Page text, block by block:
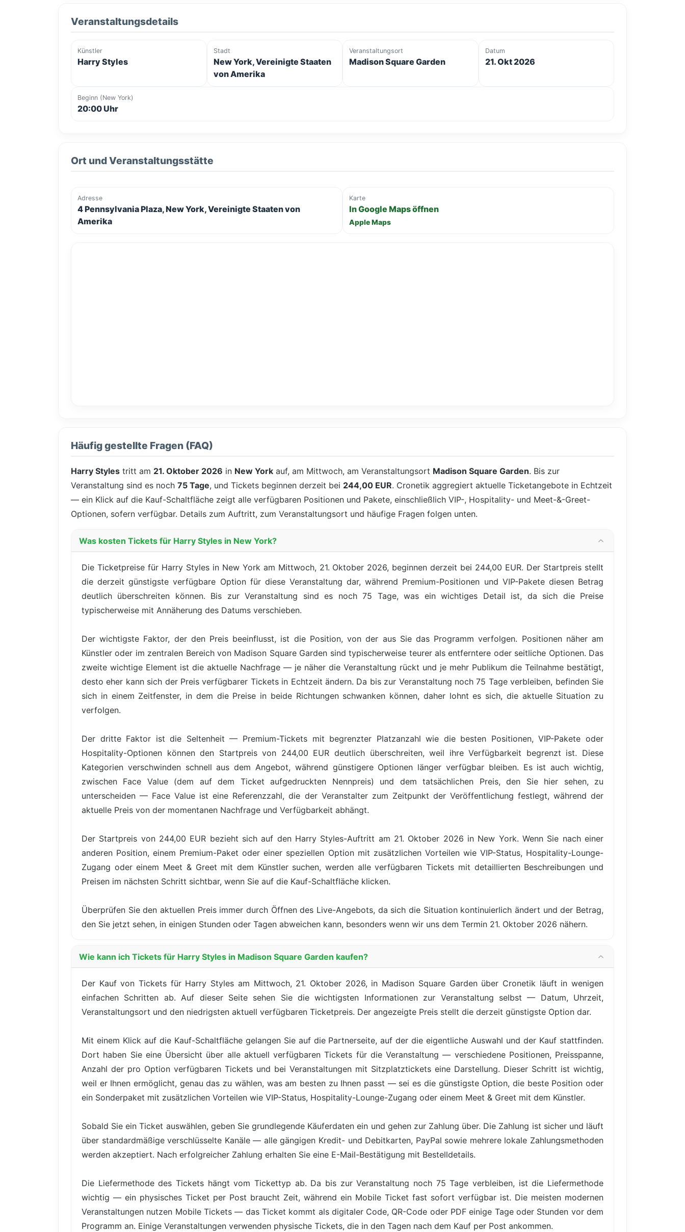
Veranstaltungsdetails
Künstler
Harry Styles
Stadt
New York, Vereinigte Staaten
von Amerika
Veranstaltungsort
Madison Square Garden
Datum
21. Okt 2026
Beginn (New York)
20:00 Uhr
Ort und Veranstaltungsstätte
Adresse
4 Pennsylvania Plaza, New York, Vereinigte Staaten von
Amerika
Karte
In Google Maps öffnen
Apple Maps
Häufig gestellte Fragen (FAQ)
Harry Styles tritt am 21. Oktober 2026 in New York auf, am Mittwoch, am Veranstaltungsort Madison Square Garden. Bis zur
Veranstaltung sind es noch 75 Tage, und Tickets beginnen derzeit bei 244,00 EUR. Cronetik aggregiert aktuelle Ticketangebote in Echtzeit
— ein Klick auf die Kauf-Schaltfläche zeigt alle verfügbaren Positionen und Pakete, einschließlich VIP-, Hospitality- und Meet-&-Greet-
Optionen, sofern verfügbar. Details zum Auftritt, zum Veranstaltungsort und häufige Fragen folgen unten.
Was kosten Tickets für Harry Styles in New York?
Die Ticketpreise für Harry Styles in New York am Mittwoch, 21. Oktober 2026, beginnen derzeit bei 244,00 EUR. Der Startpreis stellt
die derzeit günstigste verfügbare Option für diese Veranstaltung dar, während Premium-Positionen und VIP-Pakete diesen Betrag
deutlich überschreiten können. Bis zur Veranstaltung sind es noch 75 Tage, was ein wichtiges Detail ist, da sich die Preise
typischerweise mit Annäherung des Datums verschieben.
Der wichtigste Faktor, der den Preis beeinflusst, ist die Position, von der aus Sie das Programm verfolgen. Positionen näher am
Künstler oder im zentralen Bereich von Madison Square Garden sind typischerweise teurer als entferntere oder seitliche Optionen. Das
zweite wichtige Element ist die aktuelle Nachfrage — je näher die Veranstaltung rückt und je mehr Publikum die Teilnahme bestätigt,
desto eher kann sich der Preis verfügbarer Tickets in Echtzeit ändern. Da bis zur Veranstaltung noch 75 Tage verbleiben, befinden Sie
sich in einem Zeitfenster, in dem die Preise in beide Richtungen schwanken können, daher lohnt es sich, die aktuelle Situation zu
verfolgen.
Der dritte Faktor ist die Seltenheit — Premium-Tickets mit begrenzter Platzanzahl wie die besten Positionen, VIP-Pakete oder
Hospitality-Optionen können den Startpreis von 244,00 EUR deutlich überschreiten, weil ihre Verfügbarkeit begrenzt ist. Diese
Kategorien verschwinden schnell aus dem Angebot, während günstigere Optionen länger verfügbar bleiben. Es ist auch wichtig,
zwischen Face Value (dem auf dem Ticket aufgedruckten Nennpreis) und dem tatsächlichen Preis, den Sie hier sehen, zu
unterscheiden — Face Value ist eine Referenzzahl, die der Veranstalter zum Zeitpunkt der Veröffentlichung festlegt, während der
aktuelle Preis von der momentanen Nachfrage und Verfügbarkeit abhängt.
Der Startpreis von 244,00 EUR bezieht sich auf den Harry Styles-Auftritt am 21. Oktober 2026 in New York. Wenn Sie nach einer
anderen Position, einem Premium-Paket oder einer speziellen Option mit zusätzlichen Vorteilen wie VIP-Status, Hospitality-Lounge-
Zugang oder einem Meet & Greet mit dem Künstler suchen, werden alle verfügbaren Tickets mit detaillierten Beschreibungen und
Preisen im nächsten Schritt sichtbar, wenn Sie auf die Kauf-Schaltfläche klicken.
Überprüfen Sie den aktuellen Preis immer durch Öffnen des Live-Angebots, da sich die Situation kontinuierlich ändert und der Betrag,
den Sie jetzt sehen, in einigen Stunden oder Tagen abweichen kann, besonders wenn wir uns dem Termin 21. Oktober 2026 nähern.
Wie kann ich Tickets für Harry Styles in Madison Square Garden kaufen?
Der Kauf von Tickets für Harry Styles am Mittwoch, 21. Oktober 2026, in Madison Square Garden über Cronetik läuft in wenigen
einfachen Schritten ab. Auf dieser Seite sehen Sie die wichtigsten Informationen zur Veranstaltung selbst — Datum, Uhrzeit,
Veranstaltungsort und den niedrigsten aktuell verfügbaren Ticketpreis. Der angezeigte Preis stellt die derzeit günstigste Option dar.
Mit einem Klick auf die Kauf-Schaltfläche gelangen Sie auf die Partnerseite, auf der die eigentliche Auswahl und der Kauf stattfinden.
Dort haben Sie eine Übersicht über alle aktuell verfügbaren Tickets für die Veranstaltung — verschiedene Positionen, Preisspanne,
Anzahl der pro Option verfügbaren Tickets und bei Veranstaltungen mit Sitzplatztickets eine Darstellung. Dieser Schritt ist wichtig,
weil er Ihnen ermöglicht, genau das zu wählen, was am besten zu Ihnen passt — sei es die günstigste Option, die beste Position oder
ein Sonderpaket mit zusätzlichen Vorteilen wie VIP-Status, Hospitality-Lounge-Zugang oder einem Meet & Greet mit dem Künstler.
Sobald Sie ein Ticket auswählen, geben Sie grundlegende Käuferdaten ein und gehen zur Zahlung über. Die Zahlung ist sicher und läuft
über standardmäßige verschlüsselte Kanäle — alle gängigen Kredit- und Debitkarten, PayPal sowie mehrere lokale Zahlungsmethoden
werden akzeptiert. Nach erfolgreicher Zahlung erhalten Sie eine E-Mail-Bestätigung mit Bestelldetails.
Die Liefermethode des Tickets hängt vom Tickettyp ab. Da bis zur Veranstaltung noch 75 Tage verbleiben, ist die Liefermethode
wichtig — ein physisches Ticket per Post braucht Zeit, während ein Mobile Ticket fast sofort verfügbar ist. Die meisten modernen
Veranstaltungen nutzen Mobile Tickets — das Ticket kommt als digitaler Code, QR-Code oder PDF einige Tage oder Stunden vor dem
Programm an. Einige Veranstaltungen verwenden physische Tickets, die in den Tagen nach dem Kauf per Post ankommen.